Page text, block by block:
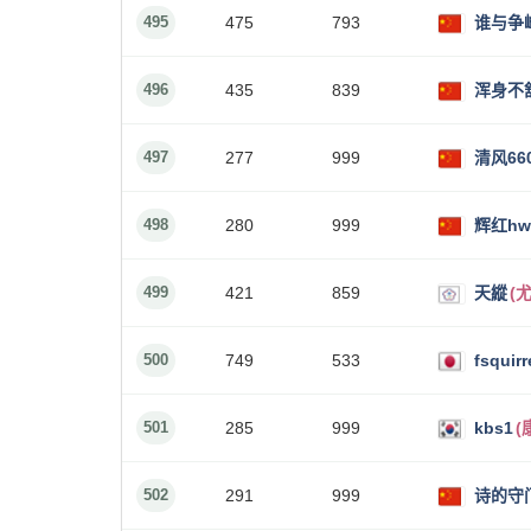
495 475 793 谁与争
496 435 839 浑身不
497 277 999 清风
498 280 999 辉红hw
499 421 859 天縱(
500 749 533
501 285 999 kbs1(
502 291 999 诗的守